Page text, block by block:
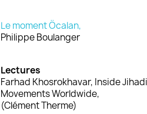
Le moment Öcalan,
Philippe Boulanger
Lectures
Farhad Khosrokhavar, Inside
Movements Worldwide,
(Clément Therme)